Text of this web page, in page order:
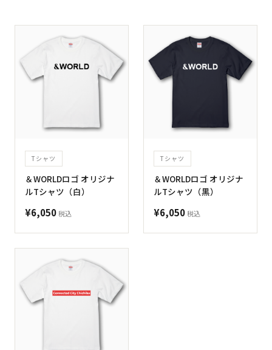
Tシャツ
＆WORLDロゴ オリジナ
ルTシャツ（白）
¥6,050税込
Tシャツ
＆WORLDロゴ オリジナ
ルTシャツ（黒）
¥6,050税込